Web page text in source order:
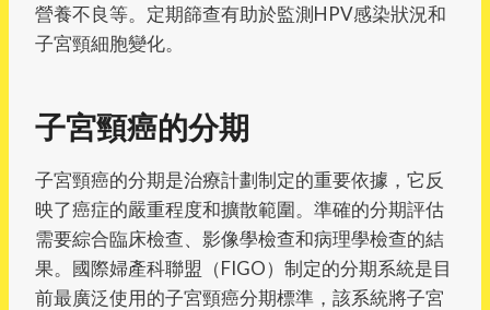
營養不良等。定期篩查有助於監測HPV感染狀況和
子宮頸細胞變化。
子宮頸癌的分期
子宮頸癌的分期是治療計劃制定的重要依據，它反
映了癌症的嚴重程度和擴散範圍。準確的分期評估
需要綜合臨床檢查、影像學檢查和病理學檢查的結
果。國際婦產科聯盟（FIGO）制定的分期系統是目
前最廣泛使用的子宮頸癌分期標準，該系統將子宮